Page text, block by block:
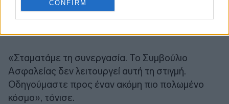
CONFIRM
έχουν επιβάλει» μετά την επιστροφή του
Ντόναλντ Τραμπ στην προεδρία, υποστήριξε η
«Σταματάμε τη συνεργασία. Το Συμβούλιο
Ασφαλείας δεν λειτουργεί αυτή τη στιγμή.
Οδηγούμαστε προς έναν ακόμη πιο πολωμένο
κόσμο», τόνισε.